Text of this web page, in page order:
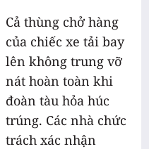
Cả thùng chở hàng
của chiếc xe tải bay
lên không trung vỡ
nát hoàn toàn khi
đoàn tàu hỏa húc
trúng. Các nhà chức
trách xác nhận